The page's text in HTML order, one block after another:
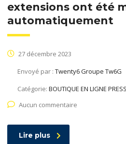
extensions ont été
automatiquement
27 décembre 2023
Envoyé par : Twenty6 Groupe Tw6G
Catégorie: BOUTIQUE EN LIGNE
Aucun commentaire
Lire plus